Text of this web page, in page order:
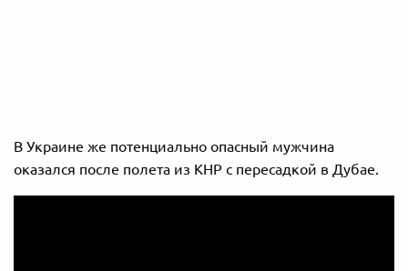
В Украине же потенциально опасный мужчина
оказался после полета из КНР с пересадкой в Дубае.